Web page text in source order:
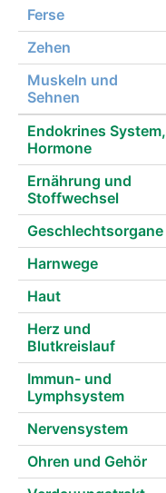
Ferse
Zehen
Muskeln und
Sehnen
Endokrines System,
Hormone
Ernährung und
Stoffwechsel
Geschlechtsorgane
Harnwege
Haut
Herz und
Blutkreislauf
Immun- und
Lymphsystem
Nervensystem
Ohren und Gehör